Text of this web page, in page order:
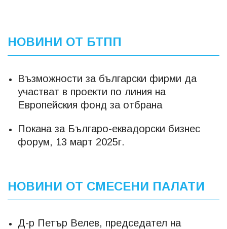
НОВИНИ ОТ БТПП
Възможности за български фирми да
участват в проекти по линия на
Европейския фонд за отбрана
Покана за Българо-еквадорски бизнес
форум, 13 март 2025г.
НОВИНИ ОТ СМЕСЕНИ ПАЛАТИ
Д-р Петър Велев, председател на